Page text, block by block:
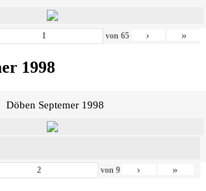
von 65 › »
1998
Döben Septemer 1998
von 9 › »